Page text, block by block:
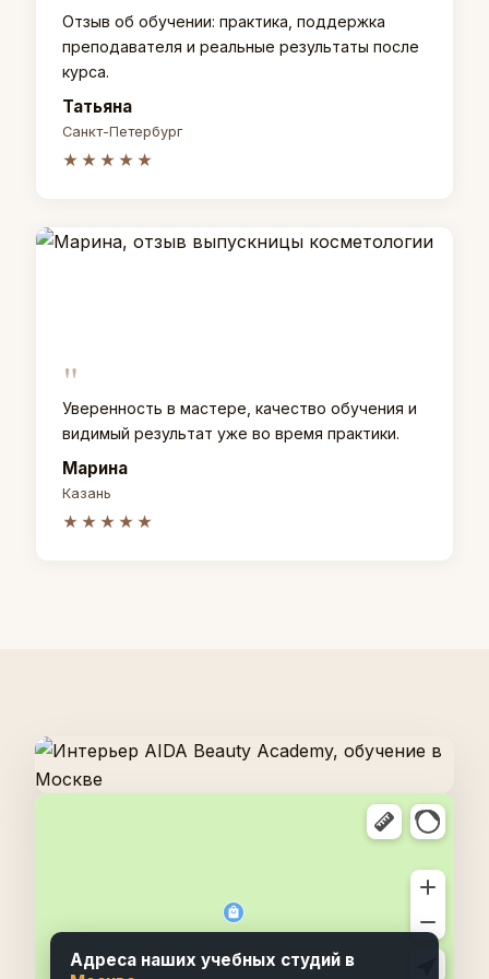
Отзыв об обучении: практика, поддержка
преподавателя и реальные результаты после
курса.
Татьяна
Санкт-Петербург
★★★★★
"
Уверенность в мастере, качество обучения и
видимый результат уже во время практики.
Марина
Казань
★★★★★
Адреса наших учебных студий в